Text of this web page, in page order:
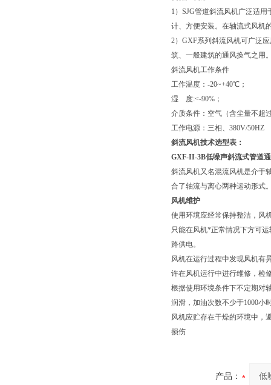
1）SJG管道斜流风机广泛适
计、方便安装。在轴流式风机
2）GXF系列斜流风机可广泛
筑、一般建筑的通风换气之用
斜流风机工作条件
工作温度：-20~+40℃；
湿 度:<-90%；
介质条件：空气（含尘量不超
工作电源：三相、380V/50HZ
斜流风机技术选型表：
GXF-II-3B低噪声斜流式管道
斜流风机又名混流风机是介于
合了轴流与离心两种运动形式
风机维护
使用环境应经常保持整洁，风
只能在风机*正常情况下方可
路供电。
风机在运行过程中发现风机有
许在风机运行中进行维修，检
根据使用环境条件下不定期对
润滑，加油次数不少于1000小
风机应贮存在干燥的环境中，
损伤
产品：